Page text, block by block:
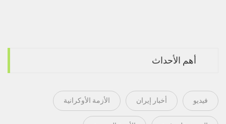
أهم الأحداث
فيديو أخبار إيران الأزمة الأوكرانية